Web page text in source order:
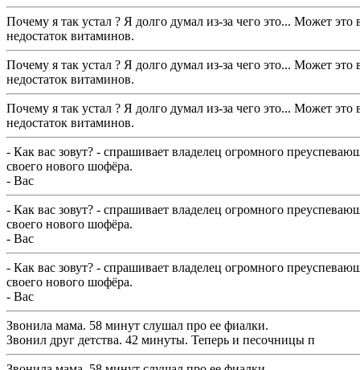
Почему я так устал ? Я долго думал из-за чего это... Может это
недостаток витаминов.
Почему я так устал ? Я долго думал из-за чего это... Может это
недостаток витаминов.
Почему я так устал ? Я долго думал из-за чего это... Может это
недостаток витаминов.
- Как вас зовут? - спрашивает владелец огромного
своего нового шофёра.
- Вас
- Как вас зовут? - спрашивает владелец огромного
своего нового шофёра.
- Вас
- Как вас зовут? - спрашивает владелец огромного
своего нового шофёра.
- Вас
Звонила мама. 58 минут слушал про ее фиалки.
Звонил друг детства. 42 минуты. Теперь и песочницы п